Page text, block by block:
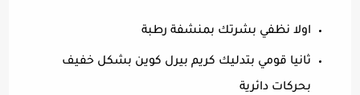
اولا نظفي بشرتك بمنشفة رطبة
ثانيا قومي بتدليك كريم بيرل كوين بشكل خفيف
بحركات دائرية